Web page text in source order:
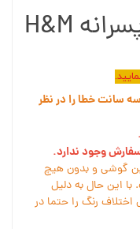
سانت خطا را در نظر
سفارش وجود ندارد.
گوشی و بدون هیچ
این حال به دلیل
رنگ را حتما در